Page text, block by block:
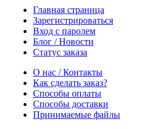
Главная страница
Зарегистрироваться
Вход с паролем
Блог / Новости
Статус заказа
О нас / Контакты
Как сделать заказ?
Способы оплаты
Способы доставки
Принимаемые файлы